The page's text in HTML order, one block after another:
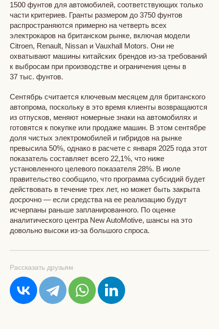
1500 фунтов для автомобилей, соответствующих только
части критериев. Гранты размером до 3750 фунтов
распространяются примерно на четверть всех
электрокаров на британском рынке, включая модели
Citroen, Renault, Nissan и Vauxhall Motors. Они не
охватывают машины китайских брендов из-за требований
к выбросам при производстве и ограничения цены в
37 тыс. фунтов.
Сентябрь считается ключевым месяцем для британского
автопрома, поскольку в это время клиенты возвращаются
из отпусков, меняют номерные знаки на автомобилях и
готовятся к покупке или продаже машин. В этом сентябре
доля чистых электромобилей и гибридов на рынке
превысила 50%, однако в расчете с января 2025 года этот
показатель составляет всего 22,1%, что ниже
установленного целевого показателя 28%. В июле
правительство сообщило, что программа субсидий будет
действовать в течение трех лет, но может быть закрыта
досрочно — если средства на ее реализацию будут
исчерпаны раньше запланированного. По оценке
аналитического центра New AutoMotive, шансы на это
довольно высоки из-за большого спроса.
Рассказать друзьям